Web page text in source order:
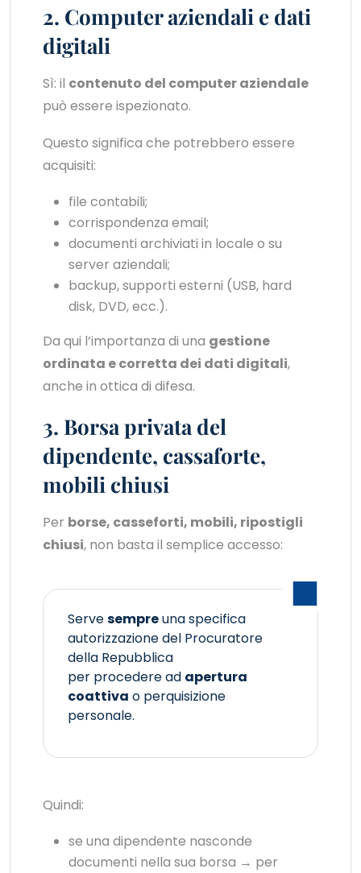
2. Computer aziendali e dati
digitali
Sì: il contenuto del computer aziendale
può essere ispezionato.
Questo significa che potrebbero essere
acquisiti:
file contabili;
corrispondenza email;
documenti archiviati in locale o su
server aziendali;
backup, supporti esterni (USB, hard
disk, DVD, ecc.).
Da qui l’importanza di una gestione
ordinata e corretta dei dati digitali,
anche in ottica di difesa.
3. Borsa privata del
dipendente, cassaforte,
mobili chiusi
Per borse, casseforti, mobili, ripostigli
chiusi, non basta il semplice accesso:
Servesempreuna specifica
autorizzazione del Procuratore
della Repubblica
per procedere ad apertura
coattiva o perquisizione
personale.
Quindi:
se una dipendente nasconde
documenti nella sua borsa → per